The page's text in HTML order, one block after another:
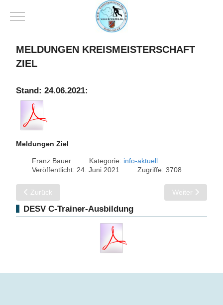
Mobile Menu Toggle
MELDUNGEN KREISMEISTERSCHAFT
ZIEL
Stand: 24.06.2021:
Meldungen Ziel
Franz Bauer Kategorie: info-aktuell
Veröffentlicht: 24. Juni 2021
Zugriffe: 3708
Vorheriger Beitrag: Kreismeisterschaft Ü60
Zurück Nächster
Weiter
DESV C-Trainer-Ausbildung